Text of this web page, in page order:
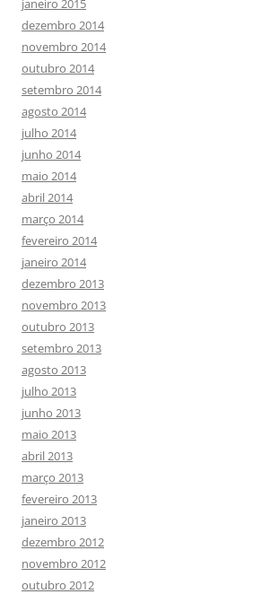
janeiro 2015
dezembro 2014
novembro 2014
outubro 2014
setembro 2014
agosto 2014
julho 2014
junho 2014
maio 2014
abril 2014
março 2014
fevereiro 2014
janeiro 2014
dezembro 2013
novembro 2013
outubro 2013
setembro 2013
agosto 2013
julho 2013
junho 2013
maio 2013
abril 2013
março 2013
fevereiro 2013
janeiro 2013
dezembro 2012
novembro 2012
outubro 2012